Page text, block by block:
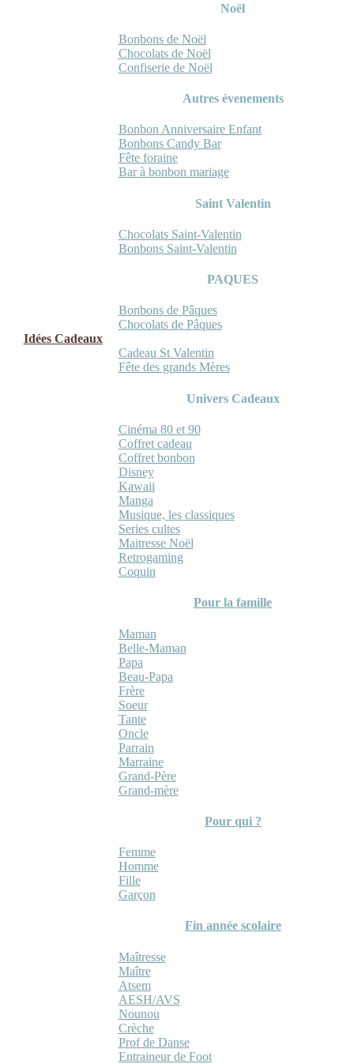
Noël
Bonbons de Noël
Chocolats de Noël
Confiserie de Noël
Autres évenements
Bonbon Anniversaire Enfant
Bonbons Candy Bar
Fête foraine
Bar à bonbon mariage
Saint Valentin
Chocolats Saint-Valentin
Bonbons Saint-Valentin
PAQUES
Bonbons de Pâques
Chocolats de Pâques
Idées Cadeaux
Cadeau St Valentin
Fête des grands Mères
Univers Cadeaux
Cinéma 80 et 90
Coffret cadeau
Coffret bonbon
Disney
Kawaii
Manga
Musique, les classiques
Series cultes
Maitresse Noël
Retrogaming
Coquin
Pour la famille
Maman
Belle-Maman
Papa
Beau-Papa
Frère
Soeur
Tante
Oncle
Parrain
Marraine
Grand-Père
Grand-mère
Pour qui ?
Femme
Homme
Fille
Garçon
Fin année scolaire
Maîtresse
Maître
Atsem
AESH/AVS
Nounou
Crèche
Prof de Danse
Entraineur de Foot